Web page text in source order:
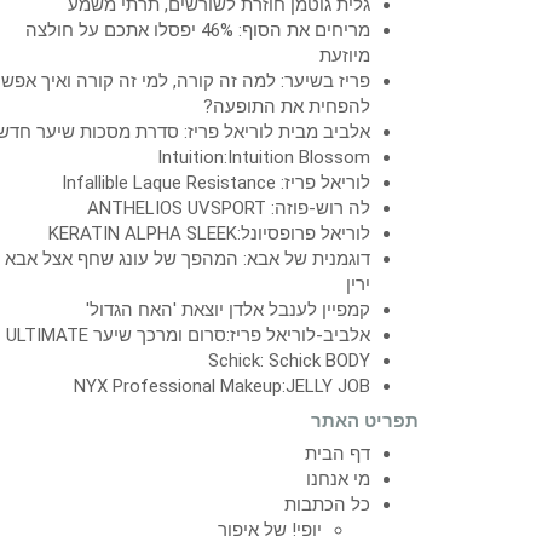
גלית גוטמן חוזרת לשורשים, תרתי משמע
מריחים את הסוף: 46% יפסלו אתכם על חולצה
מיוזעת
פריז בשיער: למה זה קורה, למי זה קורה ואיך
להפחית את התופעה?
אלביב מבית לוריאל פריז: סדרת מסכות שיער
Intuition:Intuition Blossom
לוריאל פריז: Infallible Laque Resistance
לה רוש-פוזה: ANTHELIOS UVSPORT
לוריאל פרופסיונל:KERATIN ALPHA SLEEK
דוגמנית של אבא: המהפך של עונג שחף אצל אבא
ירין
קמפיין לענבל אלדן יוצאת 'האח הגדול'
אלביב-לוריאל פריז:סרום ומרכך שיער ULTIMATE
Schick: Schick BODY
NYX Professional Makeup:JELLY JOB
תפריט האתר
דף הבית
מי אנחנו
כל הכתבות
יופי! של איפור